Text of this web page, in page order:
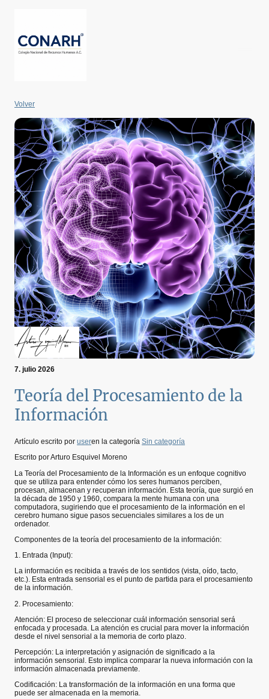
Volver
7. julio 2026
Teoría del Procesamiento de la
Información
Artículo escrito por useren la categoría Sin categoría
Escrito por Arturo Esquivel Moreno
La Teoría del Procesamiento de la Información es un enfoque cognitivo
que se utiliza para entender cómo los seres humanos perciben,
procesan, almacenan y recuperan información. Esta teoría, que surgió en
la década de 1950 y 1960, compara la mente humana con una
computadora, sugiriendo que el procesamiento de la información en el
cerebro humano sigue pasos secuenciales similares a los de un
ordenador.
Componentes de la teoría del procesamiento de la información:
1. Entrada (Input):
La información es recibida a través de los sentidos (vista, oído, tacto,
etc.). Esta entrada sensorial es el punto de partida para el procesamiento
de la información.
2. Procesamiento:
Atención: El proceso de seleccionar cuál información sensorial será
enfocada y procesada. La atención es crucial para mover la información
desde el nivel sensorial a la memoria de corto plazo.
Percepción: La interpretación y asignación de significado a la
información sensorial. Esto implica comparar la nueva información con la
información almacenada previamente.
Codificación: La transformación de la información en una forma que
puede ser almacenada en la memoria.